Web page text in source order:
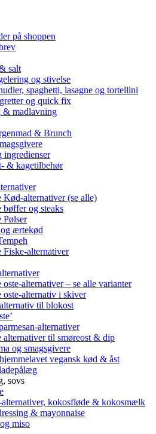
på shoppen
salt
og stivelse
spaghetti, lasagne og tortellini
og quick fix
& madlavning
& Brunch
ingredienser
& kagetilbehør
Kød-alternativer (se alle)
bøffer og steaks
Pølser
ærtekød
Fiske-alternativer
oste-alternativer – se alle varianter
oste-alternativ i skiver
til blokost
alternativer
alternativer til smøreost & dip
og smagsgivere
vegansk kød & åst
sovs
alternativer, kokosfløde & kokosmælk
& mayonnaise
miso